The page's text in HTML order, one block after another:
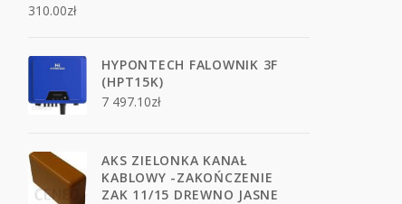
310.00zł
HYPONTECH FALOWNIK 3F
(HPT15K)
7 497.10zł
AKS ZIELONKA KANAŁ
KABLOWY -ZAKOŃCZENIE
ZAK 11/15 DREWNO JASNE